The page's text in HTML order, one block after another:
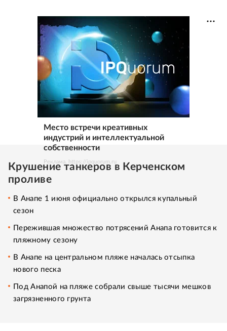
Место встречи креативных
индустрий и интеллектуальной
собственности
Реклама. https://ipquorum.ru
Крушение танкеров в Керченском
проливе
В Анапе 1 июня официально открылся купальный
сезон
Пережившая множество потрясений Анапа готовится к
пляжному сезону
В Анапе на центральном пляже началась отсыпка
нового песка
Под Анапой на пляже собрали свыше тысячи мешков
загрязненного грунта